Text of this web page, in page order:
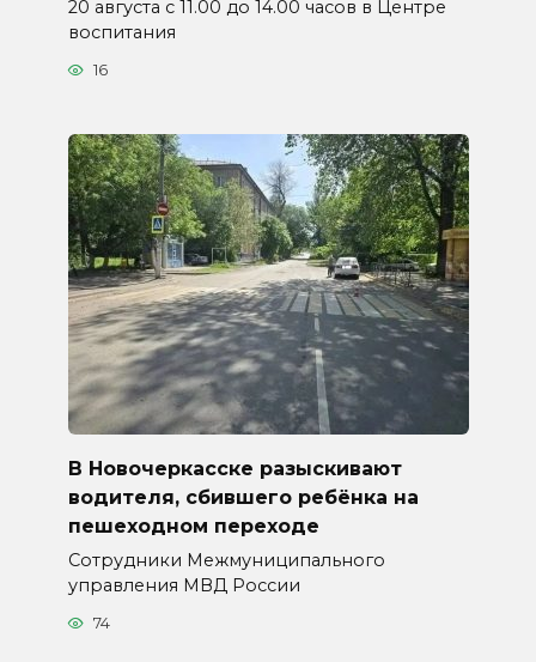
20 августа с 11.00 до 14.00 часов в Центре
воспитания
16
В Новочеркасске разыскивают
водителя, сбившего ребёнка на
пешеходном переходе
Сотрудники Межмуниципального
управления МВД России
74